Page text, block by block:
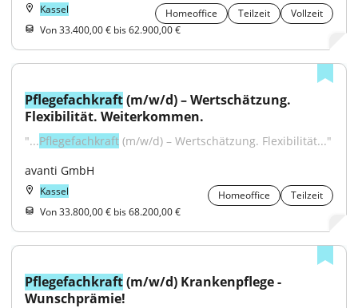
Kassel Homeoffice Teilzeit
Vollzeit
Von 33.400,00 € bis 62.900,00 €
Pflegefachkraft (m/w/d) – Wertschätzung.
Flexibilität. Weiterkommen.
"...Pflegefachkraft (m/w/d) – Wertschätzung. Flexibilität..."
avanti GmbH
Kassel Homeoffice
Teilzeit
Von 33.800,00 € bis 68.200,00 €
Pflegefachkraft (m/w/d) Krankenpflege -
Wunschprämie!